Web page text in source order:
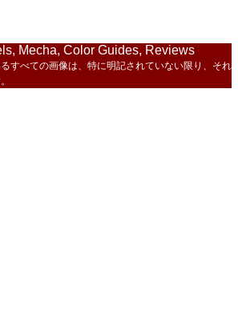
Mecha, Color Guides, Reviews
すべての画像は、特に明記されていない限り、それ